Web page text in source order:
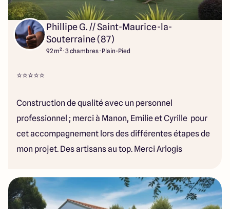
Phillipe G. // Saint-Maurice-la-
Souterraine (87)
92 m² · 3 chambres · Plain-Pied
⭐⭐⭐⭐⭐
Construction de qualité avec un personnel
professionnel ; merci à Manon, Emilie et Cyrille pour
cet accompagnement lors des différentes étapes de
mon projet. Des artisans au top. Merci Arlogis